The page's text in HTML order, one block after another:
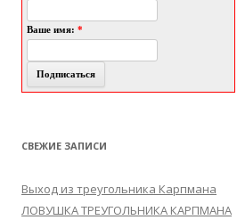
Ваше имя: *
СВЕЖИЕ ЗАПИСИ
Выход из треугольника Карпмана
ЛОВУШКА ТРЕУГОЛЬНИКА КАРПМАНА